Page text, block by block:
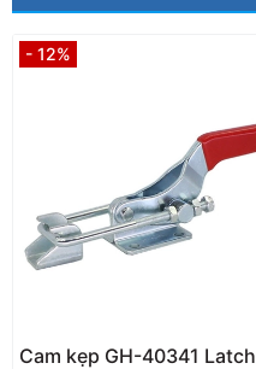
- 12%
Cam kẹp GH-40341 Latch